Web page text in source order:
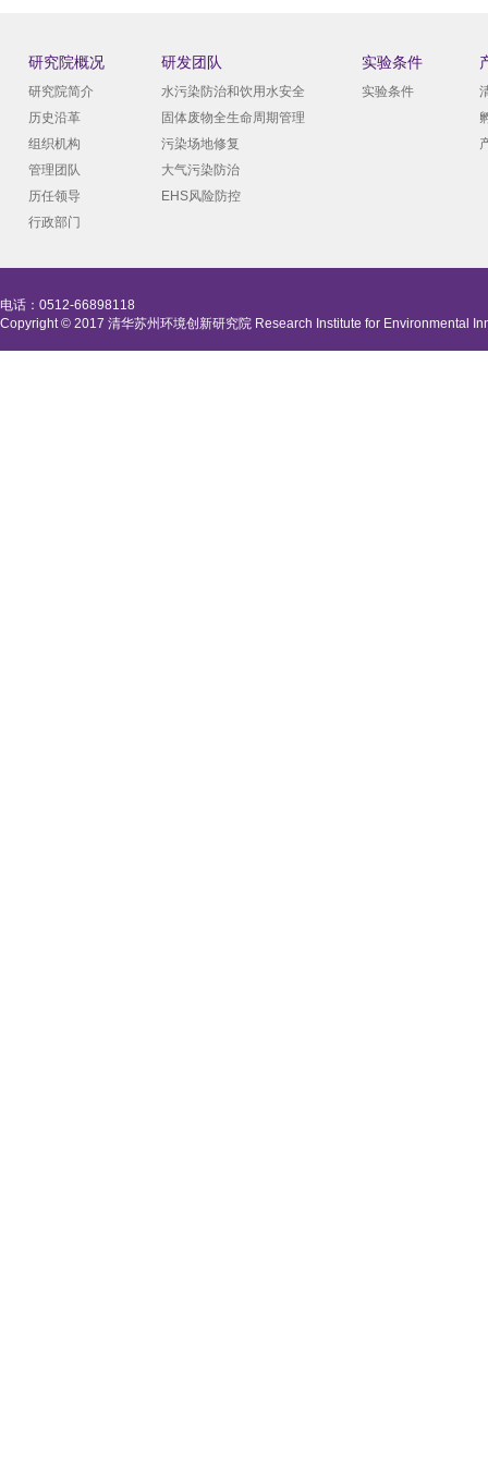
研究院概况
研究院简介
历史沿革
组织机构
管理团队
历任领导
行政部门
研发团队
水污染防治和饮用水安全
固体废物全生命周期管理
污染场地修复
大气污染防治
EHS风险防控
实验条件
实验条件
电话：0512-66898118
Copyright © 2017 清华苏州环境创新研究院 Research Institute for Environmental